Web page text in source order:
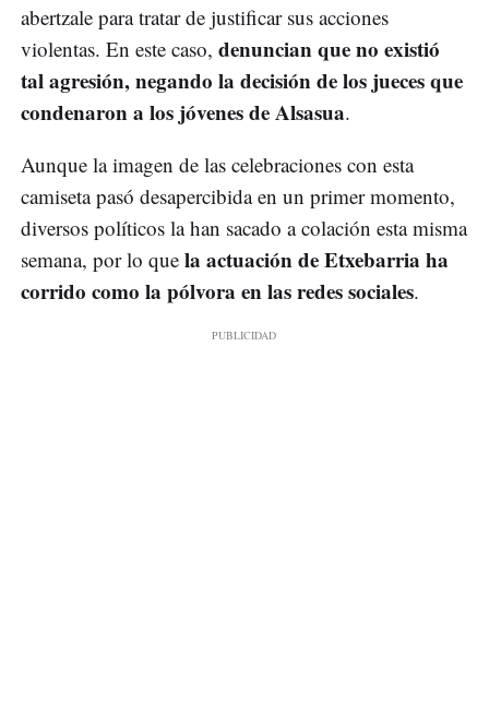
abertzale para tratar de justificar sus acciones
violentas. En este caso, denuncian que no existió
tal agresión, negando la decisión de los jueces que
condenaron a los jóvenes de Alsasua.
Aunque la imagen de las celebraciones con esta
camiseta pasó desapercibida en un primer momento,
diversos políticos la han sacado a colación esta misma
semana, por lo que la actuación de Etxebarria ha
corrido como la pólvora en las redes sociales.